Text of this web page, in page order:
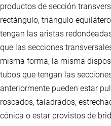
productos de sección
rectángulo, triángulo
tengan las aristas
que las secciones
misma forma, la misma
tubos que tengan las
anteriormente pueden estar
roscados, taladrados,
cónica o estar provistos de